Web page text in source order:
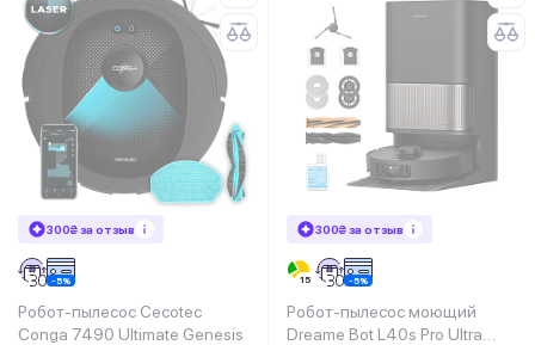
300₴ за отзыв
Робот-пылесос Cecotec
Conga 7490 Ultimate Genesis
300₴ за отзыв
Робот-пылесос моющий
Dreame Bot L40s Pro Ultra